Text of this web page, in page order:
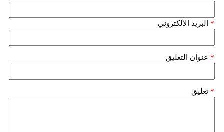
البريد الألكتروني *
عنوان التعليق *
تعليق *